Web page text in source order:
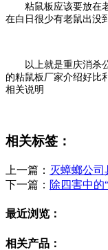
粘鼠板应该要放在老
在白日很少有老鼠出没
以上就是重庆消杀公
的粘鼠板厂家介绍好比
相关说明
相关标签：
上一篇： 灭蟑螂公司
下一篇： 除四害中的
最近浏览：
相关产品：